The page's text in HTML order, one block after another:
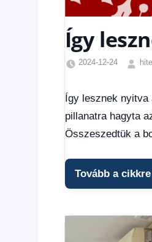
Így
2024-12-24
Így lesznek nyitva
pillanatra hagyta
Összeszedtük a
Tovább a cikkre